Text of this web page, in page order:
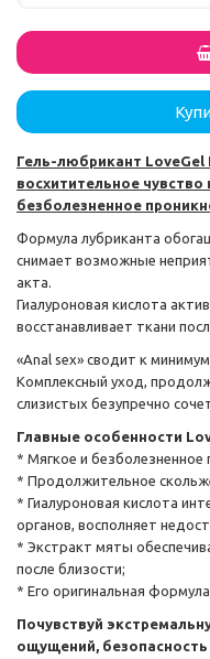
Гель-любрикант LoveGel
восхитительное
безболезненное
Формула лубриканта
снимает возможные
акта.
Гиалуроновая кислота
восстанавливает ткани
«Anal sex» сводит к
Комплексный уход,
слизистых безупречно
Главные особенности
* Мягкое и
* Продолжительное
* Гиалуроновая кислота
органов, восполняет
* Экстракт мяты
после близости;
* Его оригинальная
Почувствуй
ощущений, безопасность